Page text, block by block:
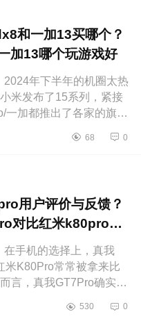
和一加13买哪个？
加13哪个玩游戏好
年下半年的机圈太热
米发布了15系列，紧接
一加都推出了各家的旗舰
和一加13买哪个？
68 0
用户评价与反馈？
对比红米k80pro对
机的选择上，真我
米K80Pro常常被拿来比
言，真我GT7Pro确实有
显的短板，那就是其售
530 0